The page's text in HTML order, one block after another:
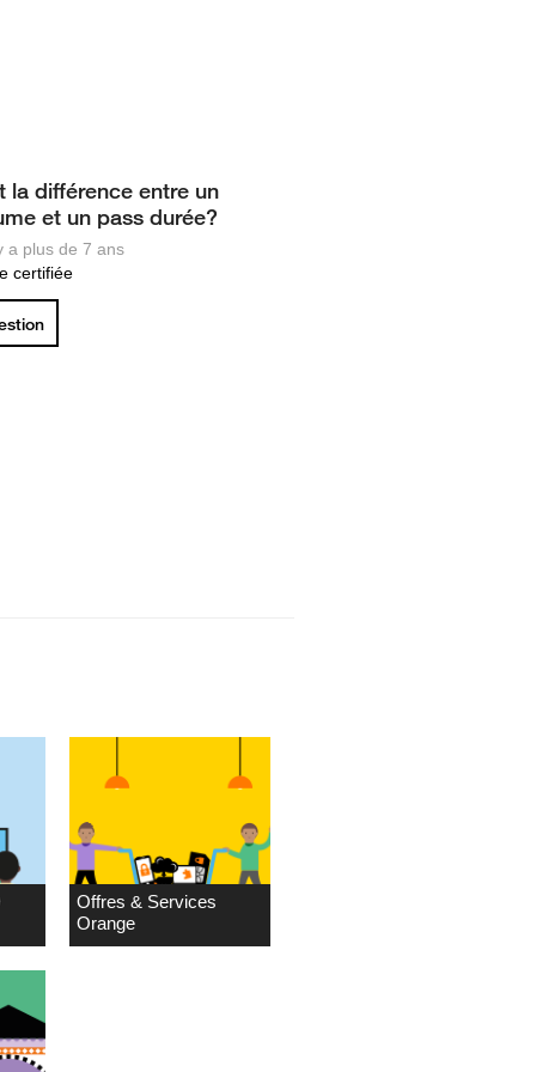
la différence entre un
et un pass durée?
a plus de 7 ans
certifiée
Offres & Services
Orange